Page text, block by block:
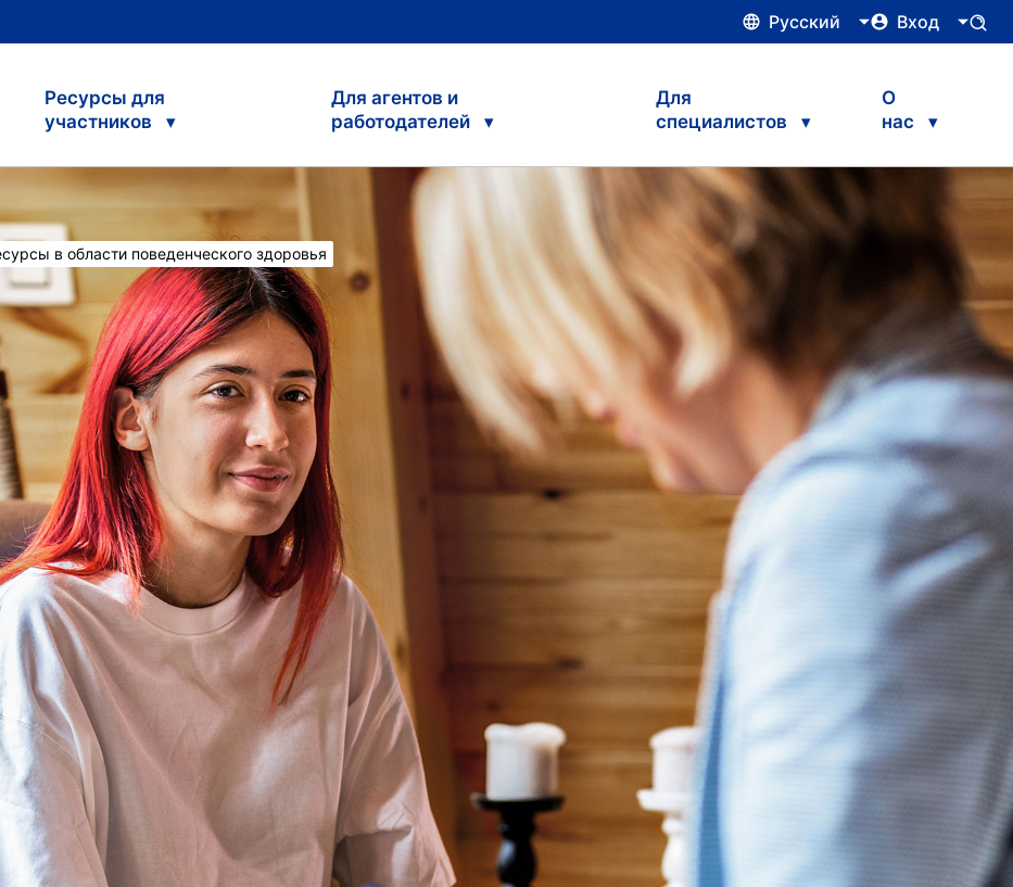
Русский Вход
Ресурсы для
участников
Для агентов и
работодателей
Для
специалистов
О
нас
в области поведенческого здоровья